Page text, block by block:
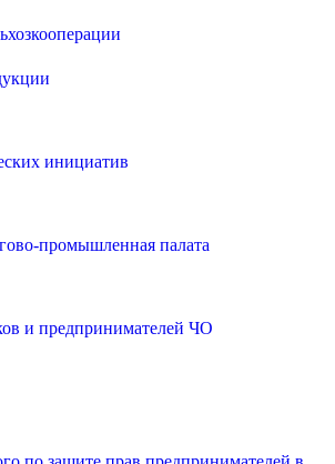
инициатив
промышленная палата
и предпринимателей ЧО